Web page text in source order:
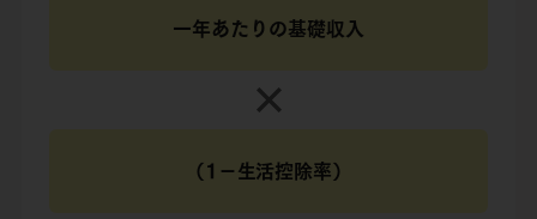
一年あたりの基礎収入
（1－生活控除率）